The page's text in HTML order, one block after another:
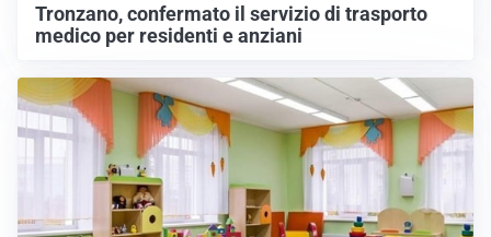
Tronzano, confermato il servizio di trasporto
medico per residenti e anziani